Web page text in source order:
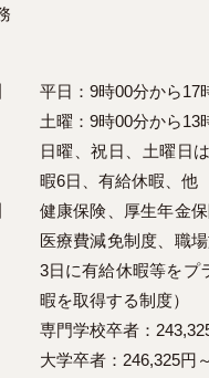
平日：9時00分から17
土曜：9時00分から13
日曜、祝日、土曜日
暇6日、有給休暇、他
健康保険、厚生年金
医療費減免制度、職
3日に有給休暇等をプ
暇を取得する制度）
専門学校卒者：
大学卒者：246,325円～